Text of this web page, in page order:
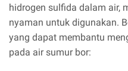
hidrogen sulfida dalam air,
nyaman untuk digunakan.
yang dapat membantu
pada air sumur bor: